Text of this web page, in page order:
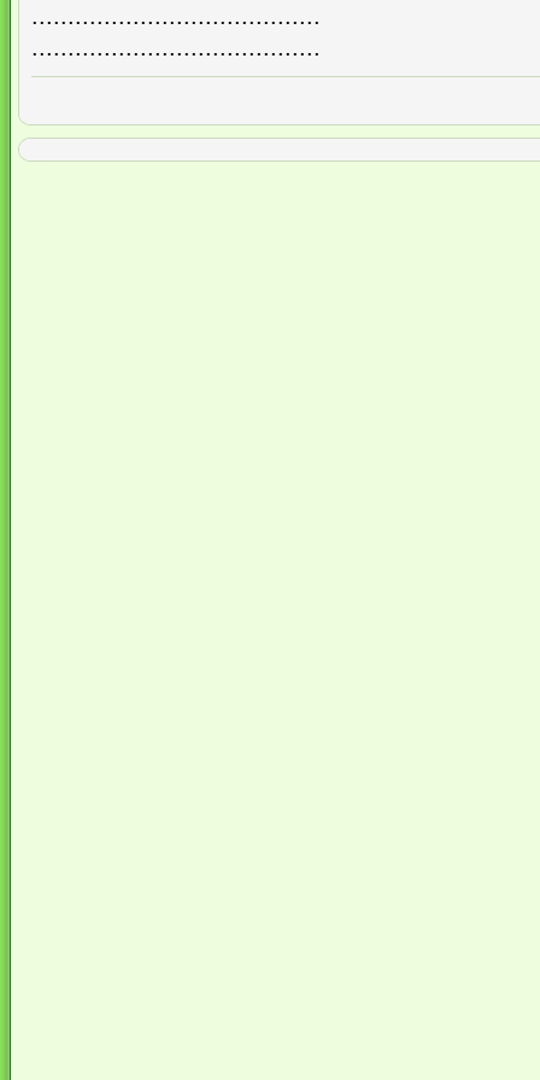
........................................
........................................